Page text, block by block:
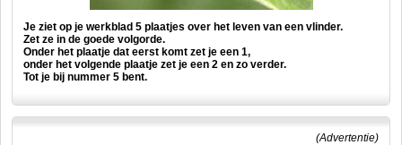
Je ziet op je werkblad 5 plaatjes over het leven van een vlinder.
Zet ze in de goede volgorde.
Onder het plaatje dat eerst komt zet je een 1,
onder het volgende plaatje zet je een 2 en zo verder.
Tot je bij nummer 5 bent.
(Advertentie)